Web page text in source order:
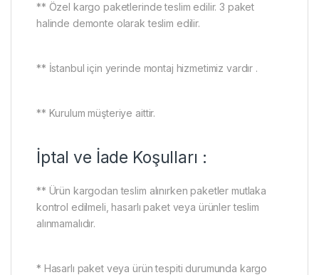
** Özel kargo paketlerinde teslim edilir. 3 paket
halinde demonte olarak teslim edilir.
** İstanbul için yerinde montaj hizmetimiz vardır .
** Kurulum müşteriye aittir.
İptal ve İade Koşulları :
** Ürün kargodan teslim alınırken paketler mutlaka
kontrol edilmeli, hasarlı paket veya ürünler teslim
alınmamalıdır.
* Hasarlı paket veya ürün tespiti durumunda kargo